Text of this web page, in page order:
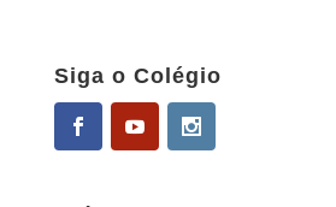
Siga o Colégio